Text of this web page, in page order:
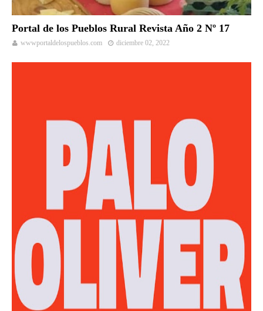
Portal de los Pueblos Rural Revista Año 2 Nº 17
wwwportaldelospueblos.com diciembre 02, 2022